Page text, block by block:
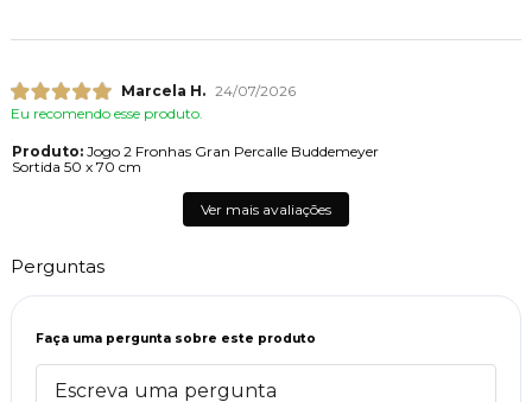
Marcela H. 24/07/2026
Eu recomendo esse produto.
Produto:Jogo 2 Fronhas Gran Percalle Buddemeyer
Sortida 50 x 70 cm
Ver mais avaliações
Perguntas
Faça uma pergunta sobre este produto